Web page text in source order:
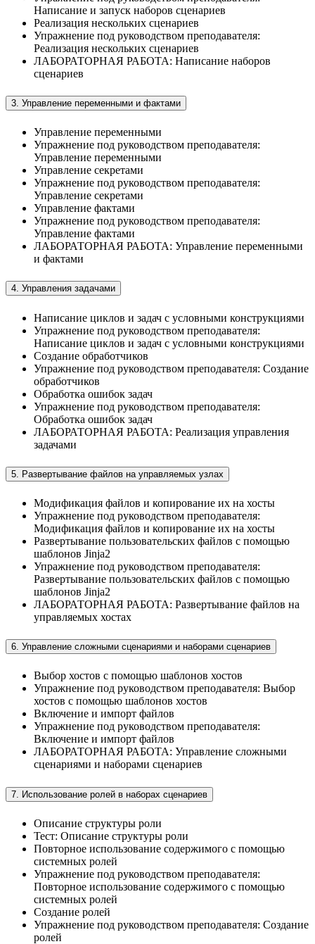
Написание и запуск наборов сценариев
Реализация нескольких сценариев
Упражнение под руководством преподавателя:
Реализация нескольких сценариев
ЛАБОРАТОРНАЯ РАБОТА: Написание наборов
сценариев
3. Управление переменными и фактами
Управление переменными
Упражнение под руководством преподавателя:
Управление переменными
Управление секретами
Упражнение под руководством преподавателя:
Управление секретами
Управление фактами
Упражнение под руководством преподавателя:
Управление фактами
ЛАБОРАТОРНАЯ РАБОТА: Управление переменными
и фактами
4. Управления задачами
Написание циклов и задач с условными конструкциями
Упражнение под руководством преподавателя:
Написание циклов и задач с условными конструкциями
Создание обработчиков
Упражнение под руководством преподавателя: Создание
обработчиков
Обработка ошибок задач
Упражнение под руководством преподавателя:
Обработка ошибок задач
ЛАБОРАТОРНАЯ РАБОТА: Реализация управления
задачами
5. Развертывание файлов на управляемых узлах
Модификация файлов и копирование их на хосты
Упражнение под руководством преподавателя:
Модификация файлов и копирование их на хосты
Развертывание пользовательских файлов с помощью
шаблонов Jinja2
Упражнение под руководством преподавателя:
Развертывание пользовательских файлов с помощью
шаблонов Jinja2
ЛАБОРАТОРНАЯ РАБОТА: Развертывание файлов на
управляемых хостах
6. Управление сложными сценариями и наборами сценариев
Выбор хостов с помощью шаблонов хостов
Упражнение под руководством преподавателя: Выбор
хостов с помощью шаблонов хостов
Включение и импорт файлов
Упражнение под руководством преподавателя:
Включение и импорт файлов
ЛАБОРАТОРНАЯ РАБОТА: Управление сложными
сценариями и наборами сценариев
7. Использование ролей в наборах сценариев
Описание структуры роли
Тест: Описание структуры роли
Повторное использование содержимого с помощью
системных ролей
Упражнение под руководством преподавателя:
Повторное использование содержимого с помощью
системных ролей
Создание ролей
Упражнение под руководством преподавателя: Создание
ролей